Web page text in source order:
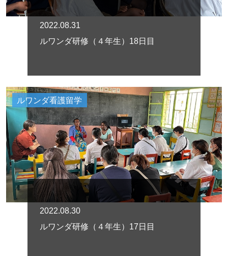
2022.08.31
ルワンダ研修（４年生）18日目
ルワンダ看護留学
2022.08.30
ルワンダ研修（４年生）17日目